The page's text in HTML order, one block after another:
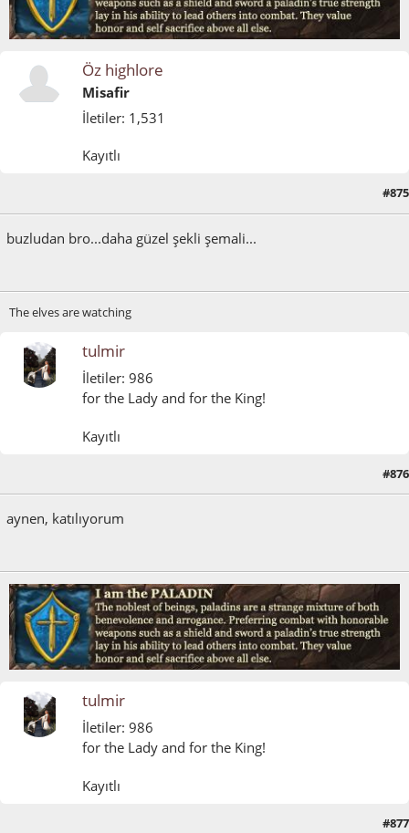
Öz highlore
Misafir
İletiler: 1,531
Kayıtlı
#875
buzludan bro...daha güzel şekli şemali...
The elves are watching
tulmir
İletiler: 986
for the Lady and for the King!
Kayıtlı
#876
aynen, katılıyorum
tulmir
İletiler: 986
for the Lady and for the King!
Kayıtlı
#877